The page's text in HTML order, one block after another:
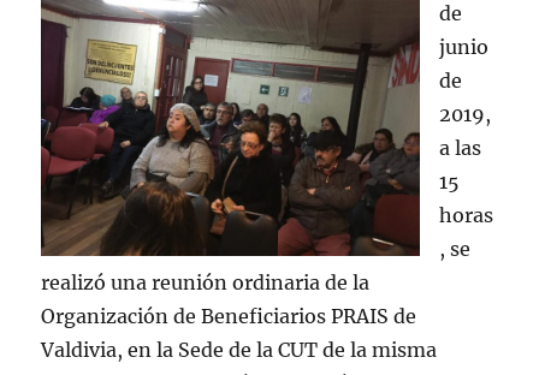
de
junio
de
2019,
a las
15
horas
, se
realizó una reunión ordinaria de la
Organización de Beneficiarios PRAIS de
Valdivia, en la Sede de la CUT de la misma